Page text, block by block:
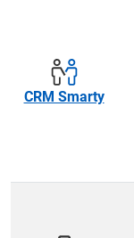
CRM Smarty